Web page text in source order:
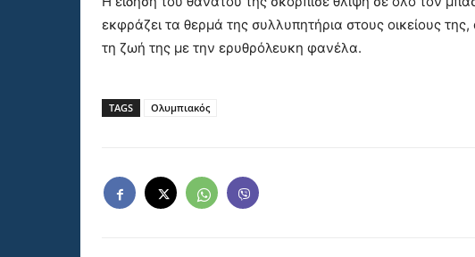
εκφράζει τα θερμά της συλλυπητήρια στους οικείους
τη ζωή της με την ερυθρόλευκη φανέλα.
TAGS Ολυμπιακός